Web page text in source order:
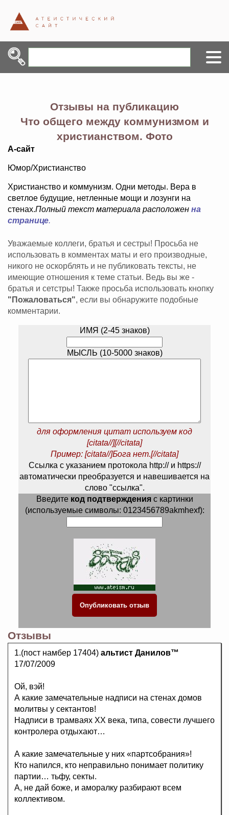
Отзывы на публикацию
Что общего между коммунизмом и
христианством. Фото
А-сайт
Юмор/Христианство
Христианство и коммунизм. Одни методы. Вера в
светлое будущие, нетленные мощи и лозунги на
стенах.Полный текст материала расположен на
странице.
Уважаемые коллеги, братья и сестры! Просьба не
использовать в комментах маты и его производные,
никого не оскорблять и не публиковать тексты, не
имеющие отношения к теме статьи. Ведь вы же -
братья и сетстры! Также просьба использовать кнопку
"Пожаловаться", если вы обнаружите подобные
комментарии.
ИМЯ (2-45 знаков)
МЫСЛЬ (10-5000 знаков)
для оформления цитат используем код
[citata//][//citata]
Пример: [citata//]Бога нет.[//citata]
Ссылка с указанием протокола http:// и https://
автоматически преобразуется и навешивается на
слово "ссылка".
Введите код подтвержденияс картинки
(используемые символы: 0123456789akmhexf):
Отзывы
1.(пост намбер 17404) альтист Данилов™
17/07/2009
Ой, вэй!
А какие замечательные надписи на стенах домов
молитвы у сектантов!
Надписи в трамваях ХХ века, типа, совести лучшего
контролера отдыхают…
А какие замечательные у них «партсобрания»!
Кто напился, кто неправильно понимает политику
партии… тьфу, секты.
А, не дай боже, и аморалку разбирают всем
коллективом.